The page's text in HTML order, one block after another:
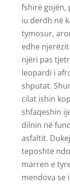
fshirë gojën,
iu derdh në
tymosur,
edhe
njëri pas
leopardi i
shputat.
cilat ishin
shfaqeshin
dilnin në
asfaltit.
teposhtë
marren e
mendova se